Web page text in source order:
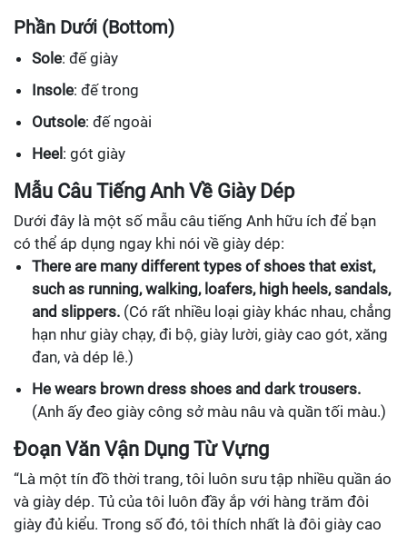
Phần Dưới (Bottom)
Sole: đế giày
Insole: đế trong
Outsole: đế ngoài
Heel : gót giày
Mẫu Câu Tiếng Anh Về Giày Dép
Dưới đây là một số mẫu câu tiếng Anh hữu ích để bạn
có thể áp dụng ngay khi nói về giày dép:
There are many different types of shoes that exist,
such as running, walking, loafers, high heels, sandals,
and slippers. (Có rất nhiều loại giày khác nhau, chẳng
hạn như giày chạy, đi bộ, giày lười, giày cao gót, xăng
đan, và dép lê.)
He wears brown dress shoes and dark trousers.
(Anh ấy đeo giày công sở màu nâu và quần tối màu.)
Đoạn Văn Vận Dụng Từ Vựng
“Là một tín đồ thời trang, tôi luôn sưu tập nhiều quần áo
và giày dép. Tủ của tôi luôn đầy ắp với hàng trăm đôi
giày đủ kiểu. Trong số đó, tôi thích nhất là đôi giày cao